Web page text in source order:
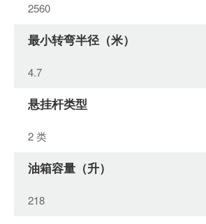
2560
最小转弯半径（米）
4.7
悬挂杆类型
2 类
油箱容量（升）
218